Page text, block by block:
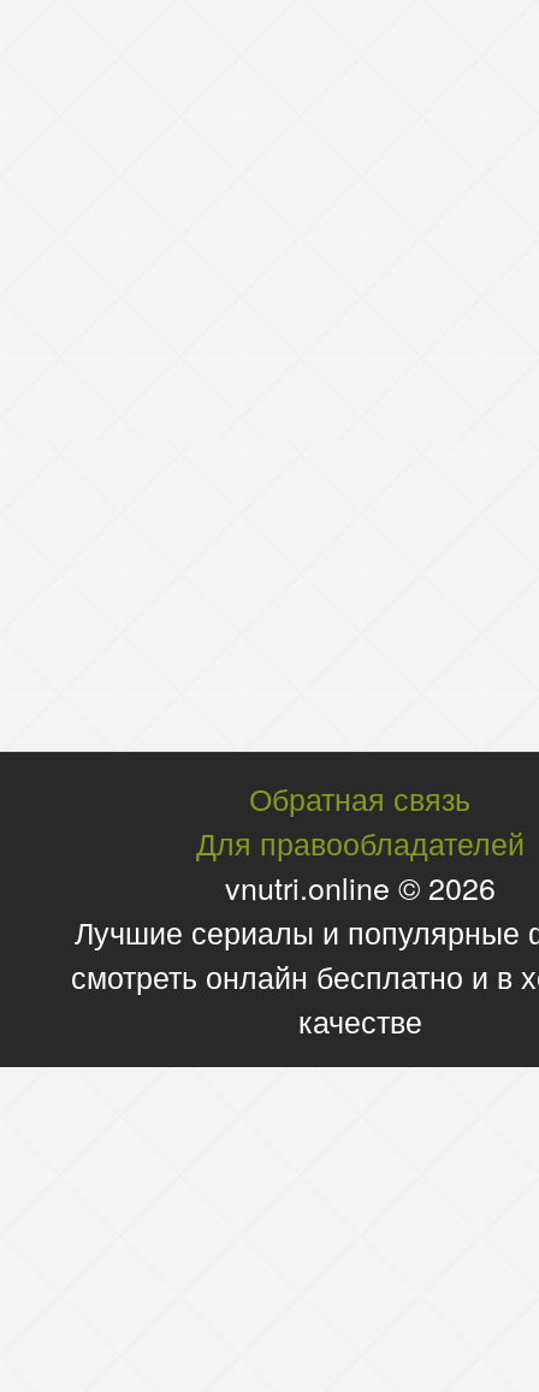
Обратная связь
Для правообладателей
vnutri.online © 2026
Лучшие сериалы и
смотреть онлайн бесплатно и в
качестве